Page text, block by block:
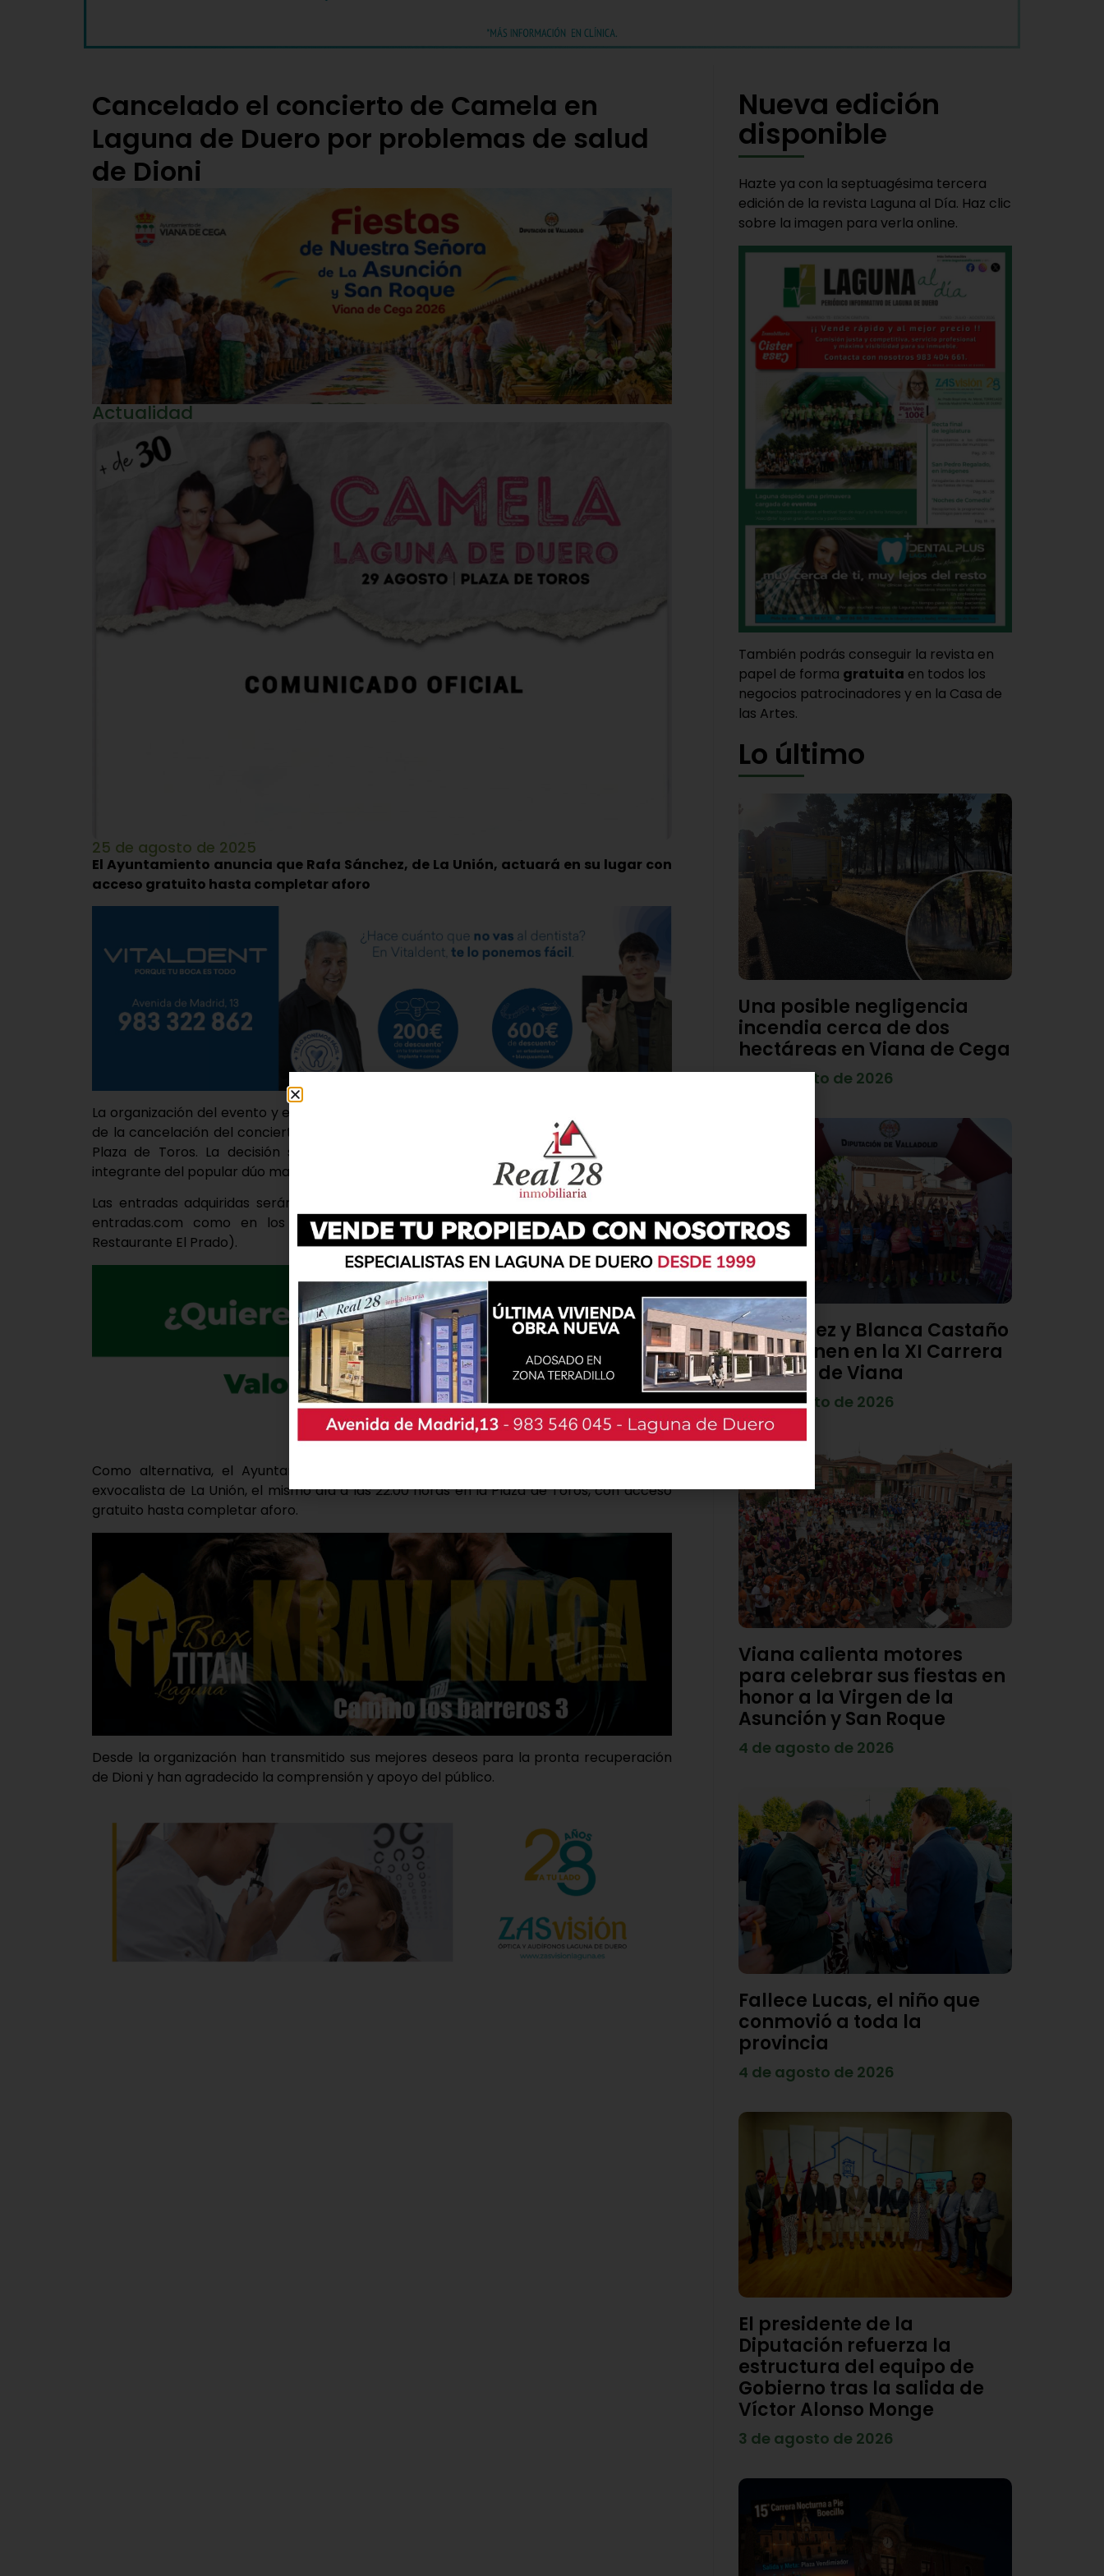
Cancelado el concierto de Camela en
Laguna de Duero por problemas de salud
de Dioni
Actualidad
25 de agosto de 2025
El Ayuntamiento anuncia que Rafa Sánchez, de La Unión, actuará en su lugar con
acceso gratuito hasta completar aforo
La organización del evento y el Ayuntamiento de Laguna de Duero informaron este lunes
de la cancelación del concierto de Camela previsto para el próximo 29 de agosto en la
Plaza de Toros. La decisión se debe a los problemas de salud que atraviesa Dioni,
integrante del popular dúo madrileño.
Las entradas adquiridas serán reembolsadas íntegramente tanto a través de la web
entradas.com como en los puntos de venta físicos autorizados (Kiosko Vicios y
Restaurante El Prado).
Como alternativa, el Ayuntamiento ha programado la actuación de Rafa Sánchez,
exvocalista de La Unión, el mismo día a las 22:00 horas en la Plaza de Toros, con acceso
gratuito hasta completar aforo.
Desde la organización han transmitido sus mejores deseos para la pronta recuperación
de Dioni y han agradecido la comprensión y apoyo del público.
Nueva edición
disponible
Hazte ya con la septuagésima tercera
edición de la revista Laguna al Día. Haz clic
sobre la imagen para verla online.
También podrás conseguir la revista en
papel de forma gratuita en todos los
negocios patrocinadores y en la Casa de
las Artes.
Lo último
Una posible negligencia
incendia cerca de dos
hectáreas en Viana de Cega
7 de agosto de 2026
Diego Díez y Blanca Castaño
se imponen en la XI Carrera
Popular de Viana
4 de agosto de 2026
Viana calienta motores
para celebrar sus fiestas en
honor a la Virgen de la
Asunción y San Roque
4 de agosto de 2026
Fallece Lucas, el niño que
conmovió a toda la
provincia
4 de agosto de 2026
El presidente de la
Diputación refuerza la
estructura del equipo de
Gobierno tras la salida de
Víctor Alonso Monge
3 de agosto de 2026